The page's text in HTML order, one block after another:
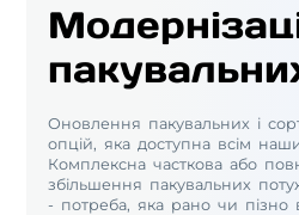
Оновлення пакувальних і
опцій, яка доступна всім
Комплексна часткова або
збільшення пакувальних
- потреба, яка рано чи пізно